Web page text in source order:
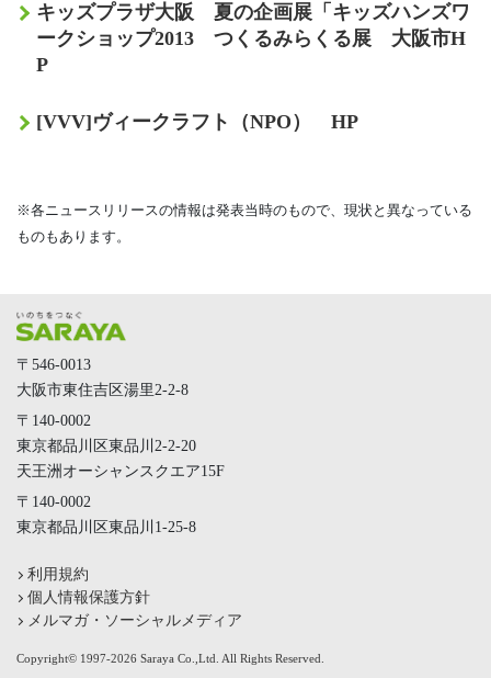
キッズプラザ大阪 夏の企画展「キッズハンズワ
ークショップ2013 つくるみらくる展 大阪市H
P
[VVV]ヴィークラフト（NPO） HP
※各ニュースリリースの情報は発表当時のもので、現状と異なっている
ものもあります。
〒546-0013
大阪市東住吉区湯里2-2-8
〒140-0002
東京都品川区東品川2-2-20
天王洲オーシャンスクエア15F
〒140-0002
東京都品川区東品川1-25-8
利用規約
個人情報保護方針
メルマガ・ソーシャルメディア
Copyright© 1997-2026 Saraya Co.,Ltd. All Rights Reserved.